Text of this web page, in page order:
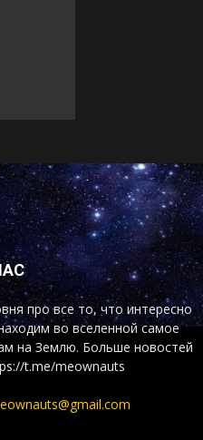
про все то, что интересно
во вселенной самое
на Землю. Больше новостей
t.me/meownauts